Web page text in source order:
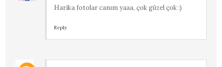
Harika fotolar canım yaaa, çok güzel çok :)
Reply